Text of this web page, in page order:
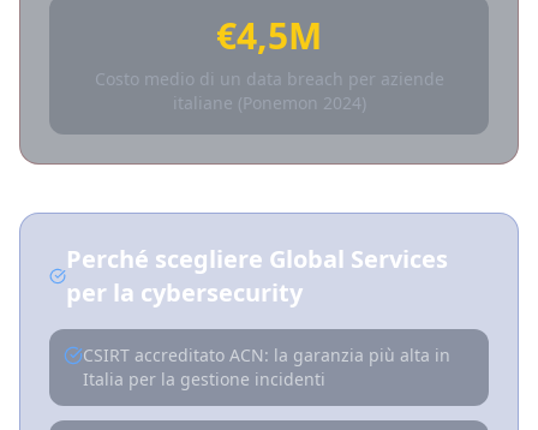
€4,5M
Costo medio di un data breach per aziende
italiane (Ponemon 2024)
Perché scegliere Global Services
per la cybersecurity
CSIRT accreditato ACN: la garanzia più alta in
Italia per la gestione incidenti